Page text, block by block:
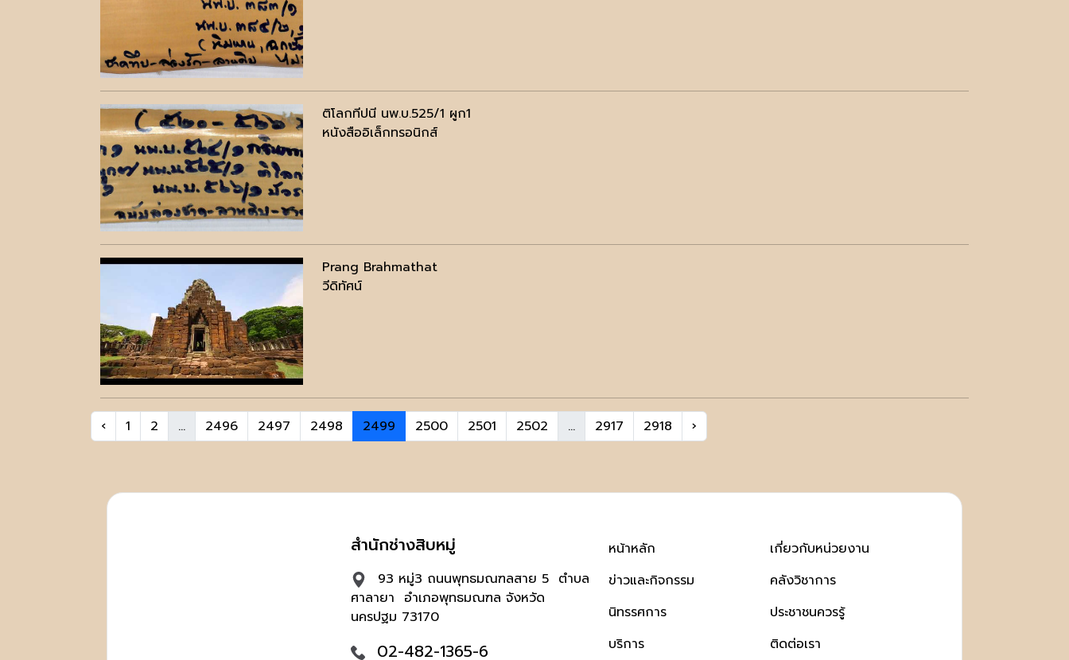
ติโลกทีปนี นพ.บ.525/1 ผูก1
หนังสืออิเล็กทรอนิกส์
Prang Brahmathat
วีดิทัศน์
‹ 1 2 ... 2496 2497 2498 2499 2500 2501 2502 ... 2917 2918 ›
สำนักช่างสิบหมู่
93 หมู่3 ถนนพุทธมณฑลสาย 5 ตำบล
ศาลายา อำเภอพุทธมณฑล จังหวัด
นครปฐม 73170
02-482-1365-6
หน้าหลัก
ข่าวและกิจกรรม
นิทรรศการ
บริการ
เกี่ยวกับหน่วยงาน
คลังวิชาการ
ประชาชนควรรู้
ติดต่อเรา